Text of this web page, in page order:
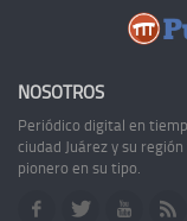
NOSOTROS
Periódico digital en
ciudad Juárez y su
pionero en su tipo.